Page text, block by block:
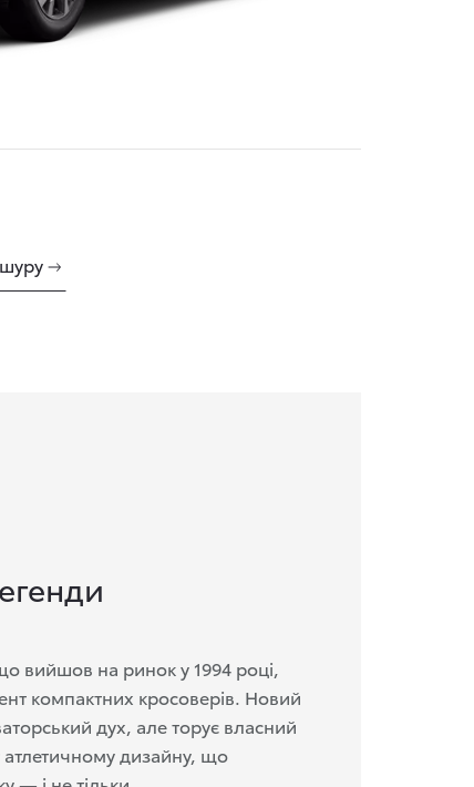
вийшов на ринок у 1994 році,
компактних кросоверів. Новий
дух, але торує власний
дизайну, що